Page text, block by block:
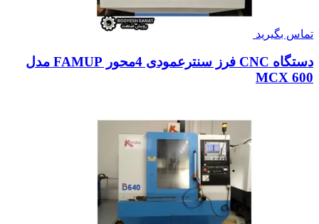
تماس بگیرید
دستگاه CNC فرز سنترعمودی 4محور FAMUP مدل
MCX 600